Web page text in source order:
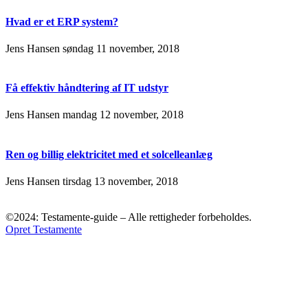
Hvad er et ERP system?
Jens Hansen søndag 11 november, 2018
Få effektiv håndtering af IT udstyr
Jens Hansen mandag 12 november, 2018
Ren og billig elektricitet med et solcelleanlæg
Jens Hansen tirsdag 13 november, 2018
©2024: Testamente-guide – Alle rettigheder forbeholdes.
Opret Testamente